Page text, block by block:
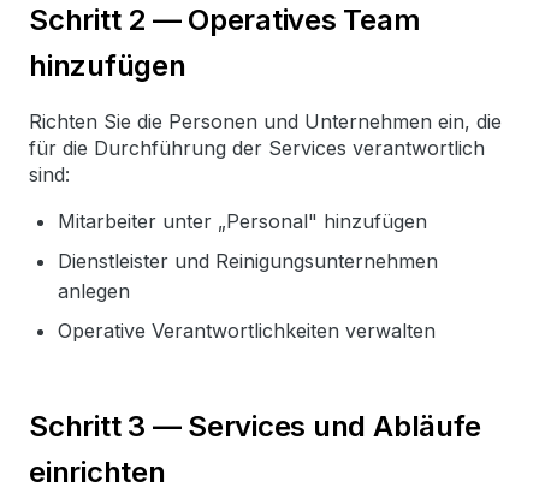
Schritt 2 — Operatives Team
hinzufügen
Richten Sie die Personen und Unternehmen ein, die
für die Durchführung der Services verantwortlich
sind:
Mitarbeiter unter „Personal" hinzufügen
Dienstleister und Reinigungsunternehmen
anlegen
Operative Verantwortlichkeiten verwalten
Schritt 3 — Services und Abläufe
einrichten